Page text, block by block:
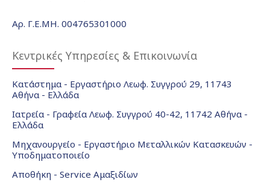
Αρ. Γ.Ε.ΜΗ. 004765301000
Κεντρικές Υπηρεσίες & Επικοινωνία
Κατάστημα - Εργαστήριο Λεωφ. Συγγρού 29, 11743
Αθήνα - Ελλάδα
Ιατρεία - Γραφεία Λεωφ. Συγγρού 40-42, 11742 Αθήνα -
Ελλάδα
Μηχανουργείο - Εργαστήριο Μεταλλικών Κατασκευών -
Υποδηματοποιείο
Αποθήκη - Service Αμαξιδίων